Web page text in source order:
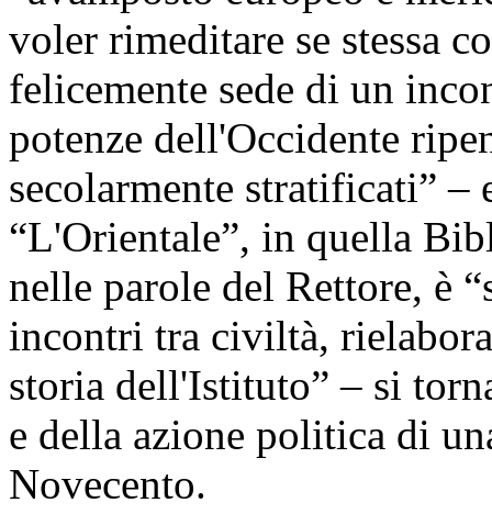
voler rimeditare se stessa
felicemente sede di un
potenze dell'Occidente
secolarmente stratificati” –
“L'Orientale”, in quella
nelle parole del Rettore, è
incontri tra civiltà,
storia dell'Istituto” – si
e della azione politica di
Novecento.